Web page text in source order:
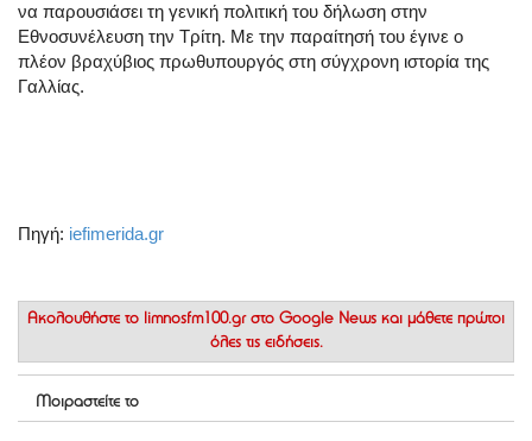
να παρουσιάσει τη γενική πολιτική του δήλωση στην
Εθνοσυνέλευση την Τρίτη. Με την παραίτησή του έγινε ο
πλέον βραχύβιος πρωθυπουργός στη σύγχρονη ιστορία της
Γαλλίας.
Πηγή: iefimerida.gr
Ακολουθήστε το limnosfm100.gr στο Google News και μάθετε πρώτοι
όλες τις ειδήσεις.
Μοιραστείτε το